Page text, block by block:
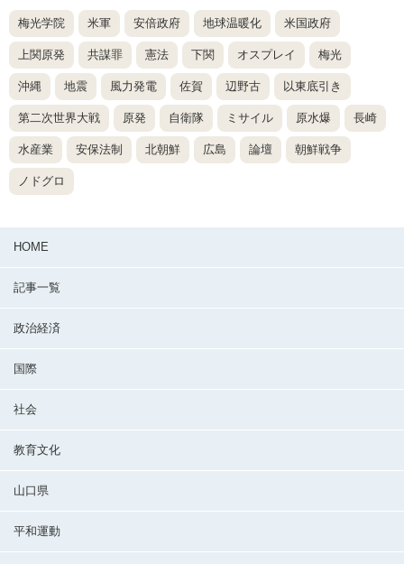
梅光学院 米軍 安倍政府 地球温暖化 米国政府
上関原発 共謀罪 憲法 下関 オスプレイ 梅光
沖縄 地震 風力発電 佐賀 辺野古 以東底引き
第二次世界大戦 原発 自衛隊 ミサイル 原水爆 長崎
水産業 安保法制 北朝鮮 広島 論壇 朝鮮戦争
ノドグロ
HOME
記事一覧
政治経済
国際
社会
教育文化
山口県
平和運動